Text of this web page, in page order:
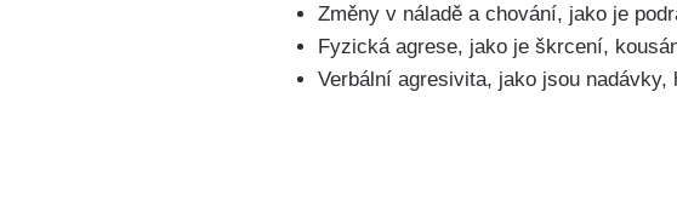
Změny v náladě a chování, jako je
Fyzická agrese, jako je škrcení,
Verbální agresivita, jako jsou